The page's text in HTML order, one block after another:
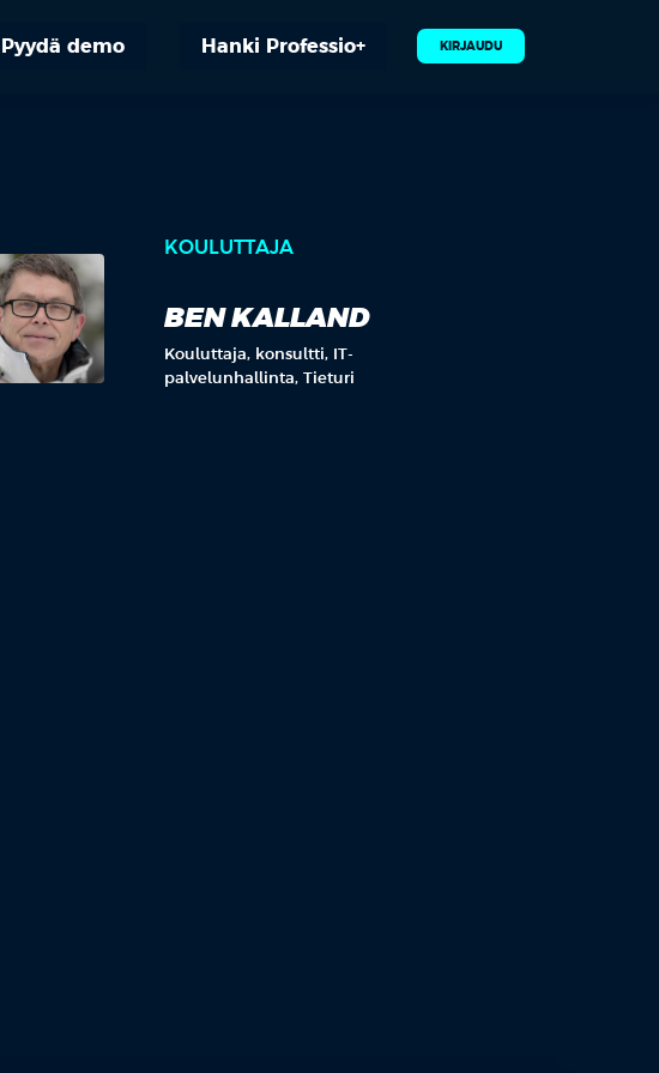
Pyydä demo Hanki Professio+ KIRJAUDU
KOULUTTAJA
BEN KALLAND
Kouluttaja, konsultti, IT-
palvelunhallinta, Tieturi